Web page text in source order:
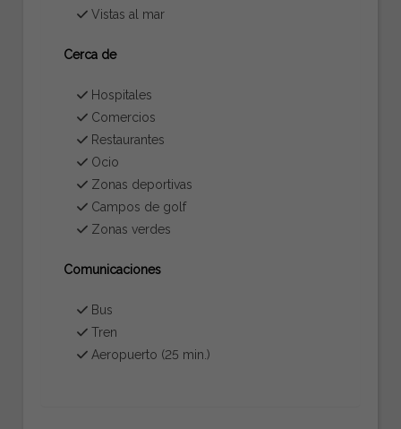
Vistas al mar
Cerca de
Hospitales
Comercios
Restaurantes
Ocio
Zonas deportivas
Campos de golf
Zonas verdes
Comunicaciones
Bus
Tren
Aeropuerto (25 min.)